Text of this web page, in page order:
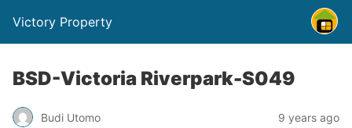
Victory Property
BSD-Victoria Riverpark-S049
Budi Utomo 9 years ago